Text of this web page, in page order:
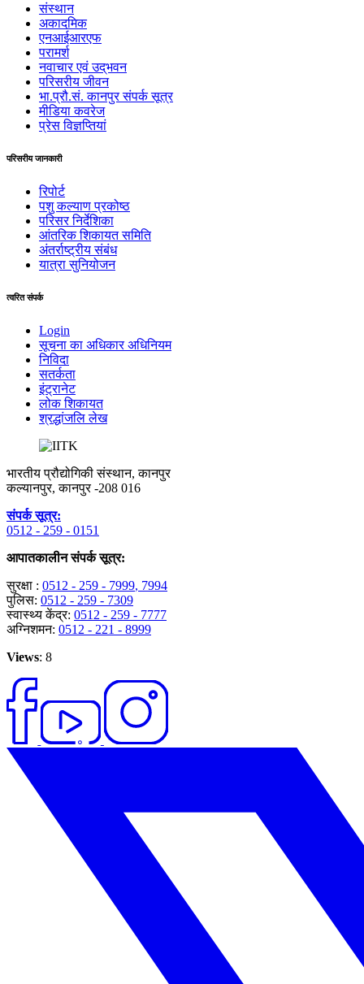
संस्थान
अकादमिक
एनआईआरएफ
परामर्श
नवाचार एवं उद्‌‌भवन
परिसरीय जीवन
भा.प्रौ.सं. कानपुर संपर्क सूत्र
मीडिया कवरेज
प्रेस विज्ञप्तियां
परिसरीय जानकारी
रिपोर्ट
पशु कल्याण प्रकोष्ठ
परिसर निर्देशिका
आंतरिक शिकायत समिति
अंतर्राष्‍ट्रीय संबंध
यात्रा सुनियोजन
त्वरित संपर्क
Login
सूचना का अधिकार अधिनियम
निविदा
सतर्कता
इंट्रानेट
लोक शिकायत
श्रद्धांजलि लेख
भारतीय प्रौद्योगिकी संस्थान, कानपुर
कल्यानपुर, कानपुर -208 016
संपर्क सूत्र:
0512 - 259 - 0151
आपातकालीन संपर्क सूत्र:
सुरक्षा : 0512 - 259 - 7999, 7994
पुलिस: 0512 - 259 - 7309
स्वास्थ्य केंद्र: 0512 - 259 - 7777
अग्निशमन: 0512 - 221 - 8999
Views: 8